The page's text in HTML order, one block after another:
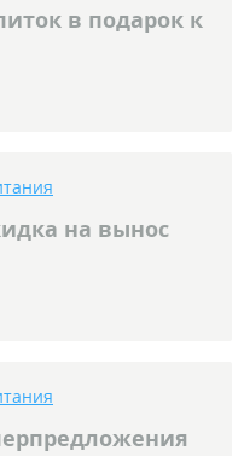
в подарок к
на вынос